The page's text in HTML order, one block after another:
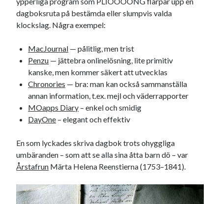
Swish: 070-8885542
dagboksruta på bestämda eller slumpvis valda
klockslag. Några exempel:
MacJournal — pålitlig, men trist
Penzu — jättebra onlinelösning, lite primitiv
kanske, men kommer säkert att utvecklas
Chronories — bra: man kan också sammanställa
annan information, t.ex. mejl och väderrapporter
MOapps Diary – enkel och smidig
DayOne – elegant och effektiv
En som lyckades skriva dagbok trots ohyggliga
umbäranden – som att se alla sina åtta barn dö – var
Årstafrun Märta Helena Reenstierna (1753–1841).